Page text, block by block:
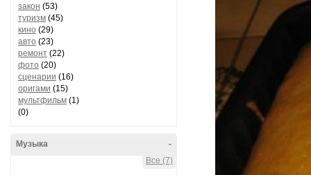
закон (53)
туризм (45)
кино (29)
авто (23)
ремонт (22)
фото (20)
сценарии (16)
оригами (15)
мультфильм (1)
(0)
-
Музыка
Все (7)